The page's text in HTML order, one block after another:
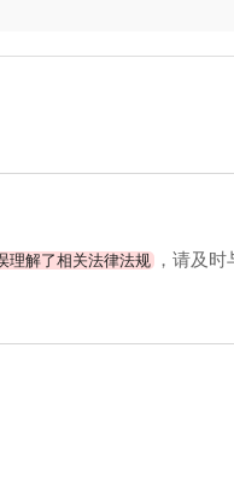
理解了相关法律法规 ，请及时